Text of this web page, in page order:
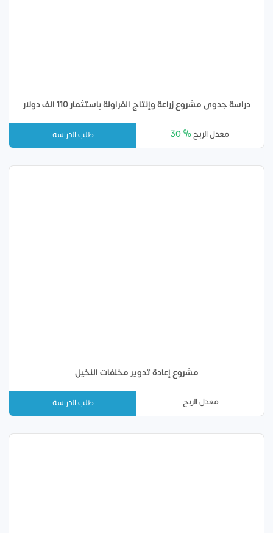
دراسة جدوى مشروع زراعة وإنتاج الفراولة باستثمار 110 الف دولار
معدل الربح30 % طلب الدراسة
مشروع إعادة تدوير مخلفات النخيل
معدل الربح طلب الدراسة